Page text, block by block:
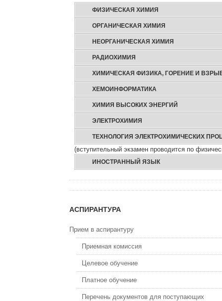
ФИЗИЧЕСКАЯ ХИМИЯ
ОРГАНИЧЕСКАЯ ХИМИЯ
НЕОРГАНИЧЕСКАЯ ХИМИЯ
РАДИОХИМИЯ
ХИМИЧЕСКАЯ ФИЗИКА, ГОРЕНИЕ И
ХЕМОИНФОРМАТИКА
ХИМИЯ ВЫСОКИХ ЭНЕРГИЙ
ЭЛЕКТРОХИМИЯ
ТЕХНОЛОГИЯ ЭЛЕКТРОХИМИЧЕСКИХ
(вступительный экзамен проводится по
ИНОСТРАННЫЙ ЯЗЫК
АСПИРАНТУРА
Прием в аспирантуру
Приемная комиссия
Целевое обучение
Платное обучение
Перечень документов для поступающих